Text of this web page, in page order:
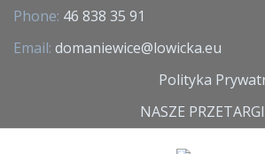
Phone: 46 838 35 91
Email: domaniewice@lowicka.eu
Polityka
NASZE PRZETARGI